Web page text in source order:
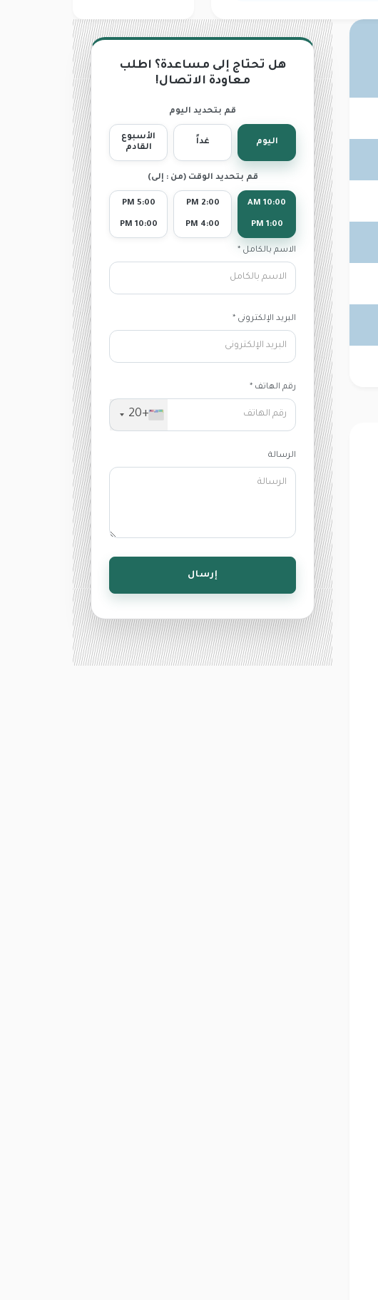
هل تحتاج إلى مساعدة؟ اطلب
معاودة الاتصال!
قم بتحديد اليوم
اليوم غداً
الأسبوع
القادم
قم بتحديد الوقت (من : إلى)
10:00 AM
1:00 PM
2:00 PM
4:00 PM
5:00 PM
10:00 PM
الاسم بالكامل *
البريد الإلكترونى *
رقم الهاتف *
+20
الرسالة
إرسال